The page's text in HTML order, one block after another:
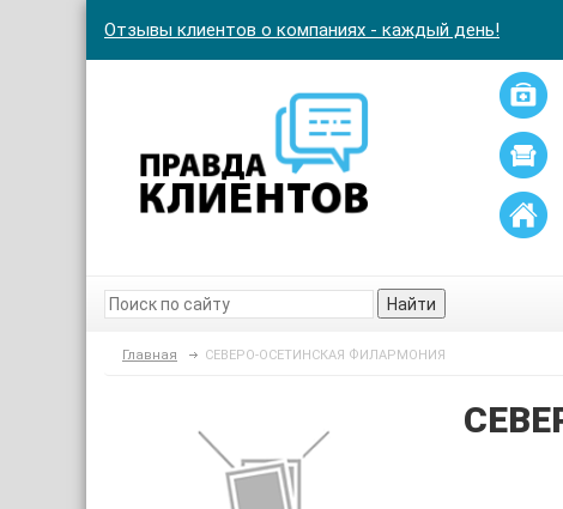
Отзывы клиентов о компаниях - каждый день!
Найти
Главная СЕВЕРО-ОСЕТИНСКАЯ ФИЛАРМОНИЯ